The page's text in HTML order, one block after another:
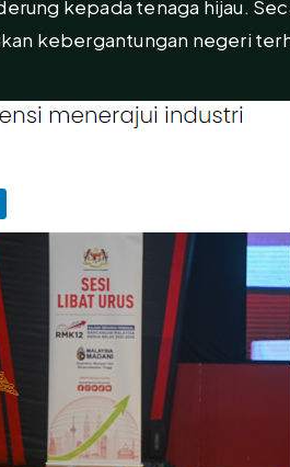
kepada tenaga hijau.
kebergantungan negeri